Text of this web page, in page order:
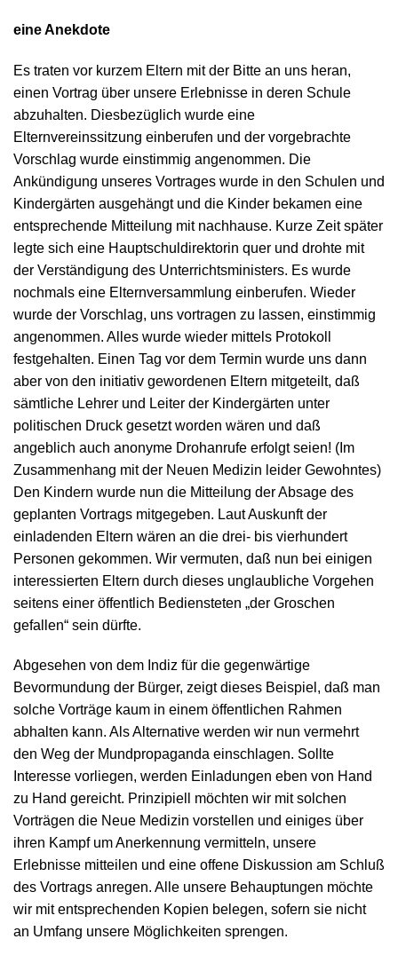
eine Anekdote
Es traten vor kurzem Eltern mit der Bitte an uns heran,
einen Vortrag über unsere Erlebnisse in deren Schule
abzuhalten. Diesbezüglich wurde eine
Elternvereinssitzung einberufen und der vorgebrachte
Vorschlag wurde einstimmig angenommen. Die
Ankündigung unseres Vortrages wurde in den Schulen und
Kindergärten ausgehängt und die Kinder bekamen eine
entsprechende Mitteilung mit nachhause. Kurze Zeit später
legte sich eine Hauptschuldirektorin quer und drohte mit
der Verständigung des Unterrichtsministers. Es wurde
nochmals eine Elternversammlung einberufen. Wieder
wurde der Vorschlag, uns vortragen zu lassen, einstimmig
angenommen. Alles wurde wieder mittels Protokoll
festgehalten. Einen Tag vor dem Termin wurde uns dann
aber von den initiativ gewordenen Eltern mitgeteilt, daß
sämtliche Lehrer und Leiter der Kindergärten unter
politischen Druck gesetzt worden wären und daß
angeblich auch anonyme Drohanrufe erfolgt seien! (Im
Zusammenhang mit der Neuen Medizin leider Gewohntes)
Den Kindern wurde nun die Mitteilung der Absage des
geplanten Vortrags mitgegeben. Laut Auskunft der
einladenden Eltern wären an die drei- bis vierhundert
Personen gekommen. Wir vermuten, daß nun bei einigen
interessierten Eltern durch dieses unglaubliche Vorgehen
seitens einer öffentlich Bediensteten „der Groschen
gefallen“ sein dürfte.
Abgesehen von dem Indiz für die gegenwärtige
Bevormundung der Bürger, zeigt dieses Beispiel, daß man
solche Vorträge kaum in einem öffentlichen Rahmen
abhalten kann. Als Alternative werden wir nun vermehrt
den Weg der Mundpropaganda einschlagen. Sollte
Interesse vorliegen, werden Einladungen eben von Hand
zu Hand gereicht. Prinzipiell möchten wir mit solchen
Vorträgen die Neue Medizin vorstellen und einiges über
ihren Kampf um Anerkennung vermitteln, unsere
Erlebnisse mitteilen und eine offene Diskussion am Schluß
des Vortrags anregen. Alle unsere Behauptungen möchte
wir mit entsprechenden Kopien belegen, sofern sie nicht
an Umfang unsere Möglichkeiten sprengen.